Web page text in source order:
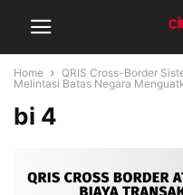
Home
QRIS Cross-Border
Melintasi Batas Negara
bi 4